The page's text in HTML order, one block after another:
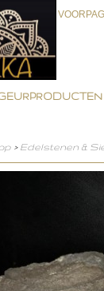
> Edelstenen &